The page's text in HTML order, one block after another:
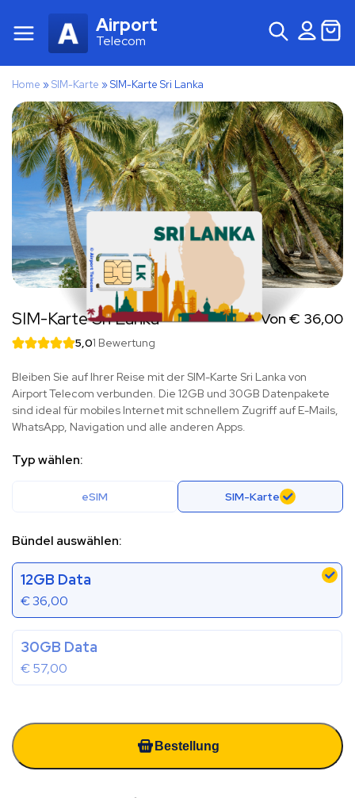
Airport
Telecom
Home »SIM-Karte »SIM-Karte Sri Lanka
SIM-Karte Sri Lanka Von € 36,00
5,01 Bewertung
Bleiben Sie auf Ihrer Reise mit der SIM-Karte Sri Lanka von
Airport Telecom verbunden. Die 12GB und 30GB Datenpakete
sind ideal für mobiles Internet mit schnellem Zugriff auf E-Mails,
WhatsApp, Navigation und alle anderen Apps.
Typ wählen:
eSIM SIM-Karte
Bündel auswählen:
12GB Data
€36,00
30GB Data
€57,00
Bestellung